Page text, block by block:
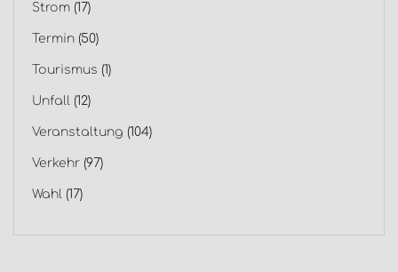
Strom (17)
Termin (50)
Tourismus (1)
Unfall (12)
Veranstaltung (104)
Verkehr (97)
Wahl (17)